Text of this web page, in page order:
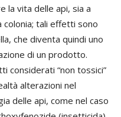
la vita delle api, sia a
colonia; tali effetti sono
che diventa quindi uno
di un prodotto.
considerati “non tossici”
alterazioni nel
delle api, come nel caso